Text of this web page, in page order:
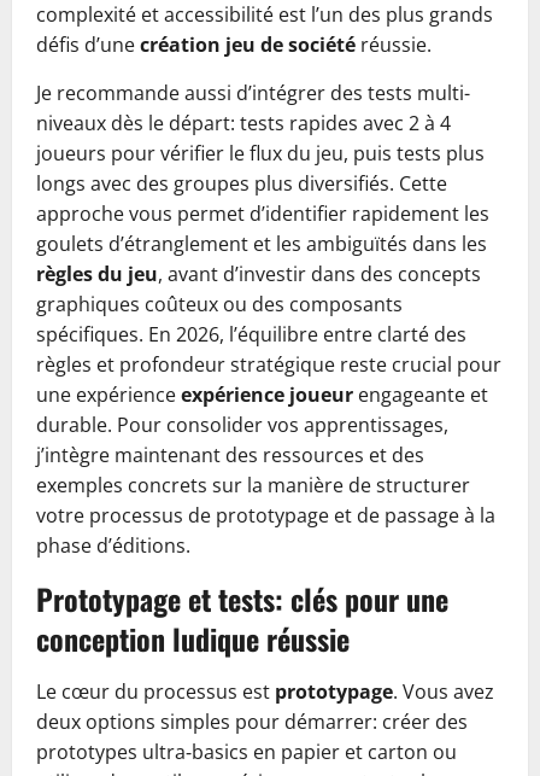
complexité et accessibilité est l’un des plus grands
défis d’unecréation jeu de société réussie.
Je recommande aussi d’intégrer des tests multi-
niveaux dès le départ: tests rapides avec 2 à 4
joueurs pour vérifier le flux du jeu, puis tests plus
longs avec des groupes plus diversifiés. Cette
approche vous permet d’identifier rapidement les
goulets d’étranglement et les ambiguïtés dans les
règles du jeu, avant d’investir dans des concepts
graphiques coûteux ou des composants
spécifiques. En 2026, l’équilibre entre clarté des
règles et profondeur stratégique reste crucial pour
une expérienceexpérience joueur engageante et
durable. Pour consolider vos apprentissages,
j’intègre maintenant des ressources et des
exemples concrets sur la manière de structurer
votre processus de prototypage et de passage à la
phase d’éditions.
Prototypage et tests: clés pour une
conception ludique réussie
Le cœur du processus est prototypage. Vous avez
deux options simples pour démarrer: créer des
prototypes ultra‑basics en papier et carton ou